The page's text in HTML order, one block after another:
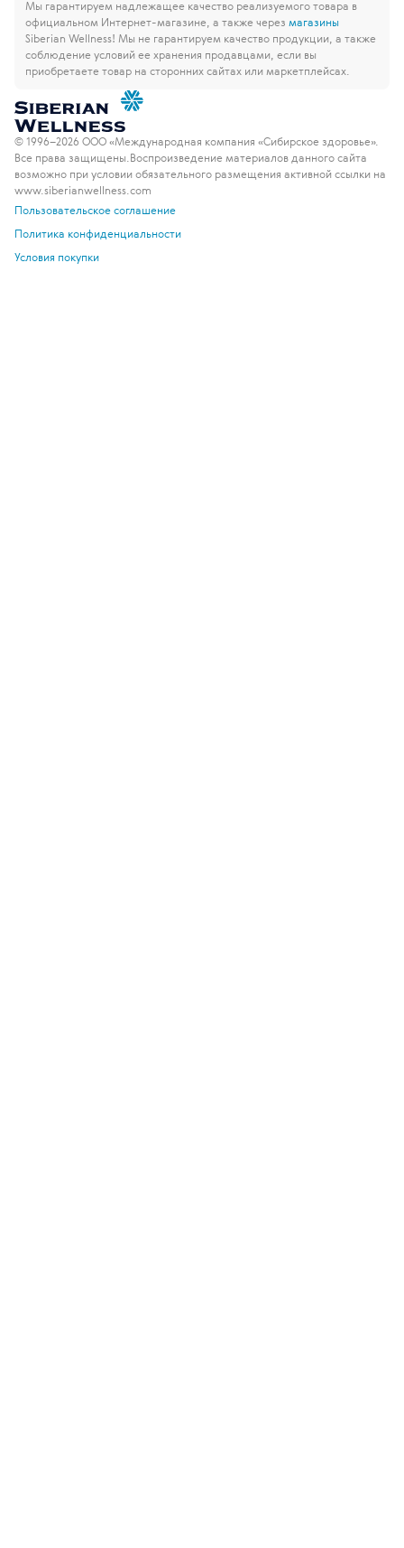
Мы гарантируем надлежащее качество реализуемого товара в
официальном Интернет-магазине, а также через магазины
Siberian Wellness! Мы не гарантируем качество продукции, а также
соблюдение условий ее хранения продавцами, если вы
приобретаете товар на сторонних сайтах или маркетплейсах.
© 1996–2026 ООО «Международная компания «Сибирское здоровье».
Все права защищены. Воспроизведение материалов данного сайта
возможно при условии обязательного размещения активной ссылки на
www.siberianwellness.com
Пользовательское соглашение
Политика конфиденциальности
Условия покупки